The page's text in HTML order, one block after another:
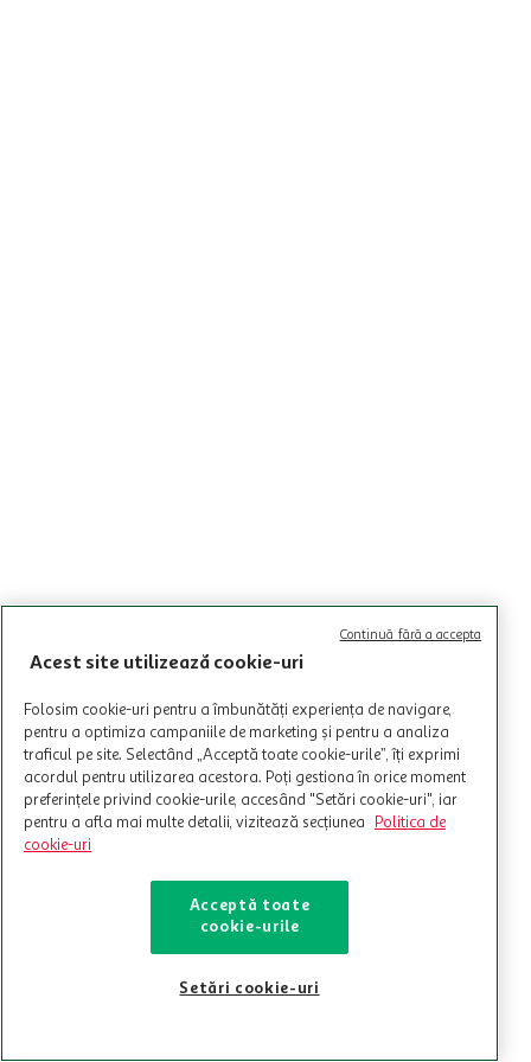
Acest site utilizează cookie-uri
Folosim cookie-uri pentru a îmbunătăți experiența de navigare,
pentru a optimiza campaniile de marketing și pentru a analiza
traficul pe site. Selectând „Acceptă toate cookie-urile”, îți exprimi
acordul pentru utilizarea acestora. Poți gestiona în orice moment
preferințele privind cookie-urile, accesând "Setări cookie-uri", iar
pentru a afla mai multe detalii, vizitează secțiunea
Politica de
cookie-uri
Acceptă toate
cookie-urile
Setări cookie-uri
Continuă fără a accepta